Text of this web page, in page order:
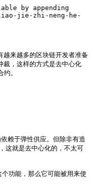
by appending
jie-zhi-neng-he-
越多的区块链开发者准备
裁，这样的方式是去中心化
。
赖于弹性供应。但除非有造
就是去中心化的，不太可
功能，那么它可能被用来使